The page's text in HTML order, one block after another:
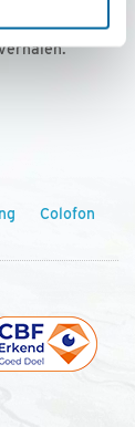
Colofon